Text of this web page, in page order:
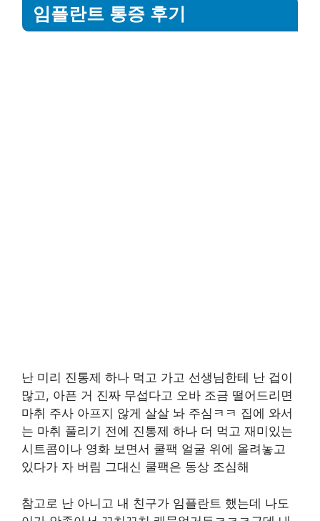
임플란트 통증 후기
난 미리 진통제 하나 먹고 가고 선생님한테 난 겁이
많고, 아픈 거 진짜 무섭다고 오바 조금 떨어드리면
마취 주사 아프지 않게 살살 놔 주심ㅋㅋ 집에 와서
는 마취 풀리기 전에 진통제 하나 더 먹고 재미있는
시트콤이나 영화 보면서 쿨팩 얼굴 위에 올려놓고
있다가 자 버림 그대신 쿨팩은 동상 조심해
참고로 난 아니고 내 친구가 임플란트 했는데 나도